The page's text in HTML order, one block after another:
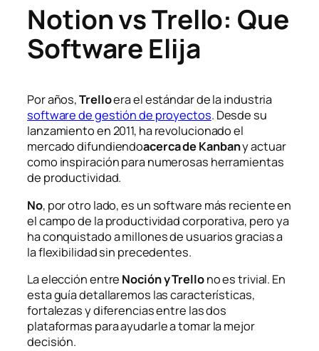
Notion vs Trello: Que
Software Elija
Por años,Trelloera el estándar de la industria
software de gestión de proyectos. Desde su
lanzamiento en 2011, ha revolucionado el
mercado difundiendoacerca de Kanbany actuar
como inspiración para numerosas herramientas
de productividad.
No, por otro lado, es un software más reciente en
el campo de la productividad corporativa, pero ya
ha conquistado a millones de usuarios gracias a
la flexibilidad sin precedentes.
La elección entre Noción y Trellono es trivial. En
esta guía detallaremos las características,
fortalezas y diferencias entre las dos
plataformas para ayudarle a tomar la mejor
decisión.